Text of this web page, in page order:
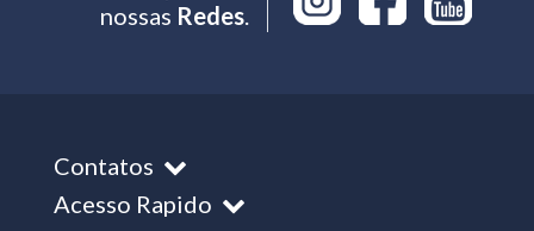
nossas Redes.
Contatos
Acesso Rapido